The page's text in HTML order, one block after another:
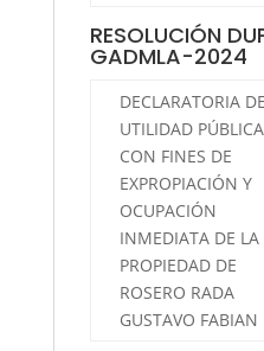
RESOLUCIÓN
GADMLA-2024
DECLARATORIA DE
UTILIDAD PÚBLICA
CON FINES DE
EXPROPIACIÓN Y
OCUPACIÓN
INMEDIATA DE LA
PROPIEDAD DE
ROSERO RADA
GUSTAVO FABIAN